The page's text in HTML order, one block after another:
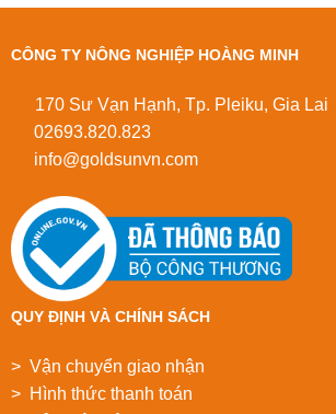
CÔNG TY NÔNG NGHIỆP HOÀNG MINH
170 Sư Vạn Hạnh, Tp. Pleiku, Gia Lai
02693.820.823
info@goldsunvn.com
QUY ĐỊNH VÀ CHÍNH SÁCH
> Vận chuyển giao nhận
> Hình thức thanh toán